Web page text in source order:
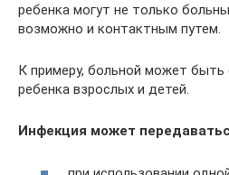
ребенка могут не только
возможно и контактным путем.
К примеру, больной может
ребенка взрослых и детей.
Инфекция может